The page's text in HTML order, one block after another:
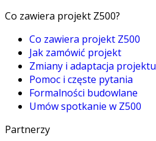
Co zawiera projekt Z500?
Co zawiera projekt Z500
Jak zamówić projekt
Zmiany i adaptacja projektu
Pomoc i częste pytania
Formalności budowlane
Umów spotkanie w Z500
Partnerzy